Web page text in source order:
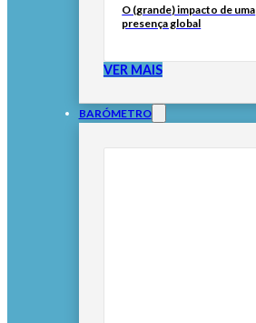
O (grande) impacto de uma
presença global
VER MAIS
BARÓMETRO